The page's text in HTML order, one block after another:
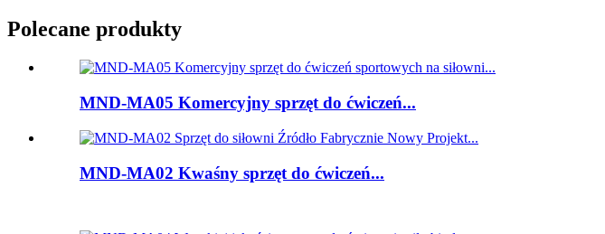
Polecane produkty
MND-MA05 Komercyjny sprzęt do ćwiczeń...
MND-MA02 Kwaśny sprzęt do ćwiczeń...